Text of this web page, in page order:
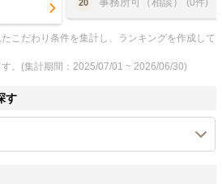
20 (0件)
こだわり条件を集計し、ランキングを作成して
。(集計期間：2025/07/01 ~ 2026/06/30)
す